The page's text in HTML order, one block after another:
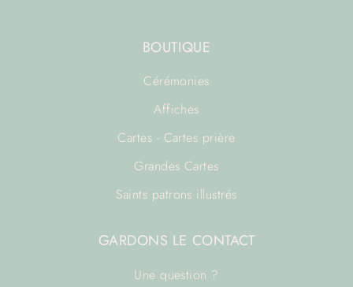
BOUTIQUE
Cérémonies
Affiches
Cartes - Cartes prière
Grandes Cartes
Saints patrons illustrés
GARDONS LE CONTACT
Une question ?